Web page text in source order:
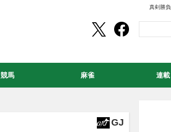
真剣勝
GJ
競馬 麻雀 連載